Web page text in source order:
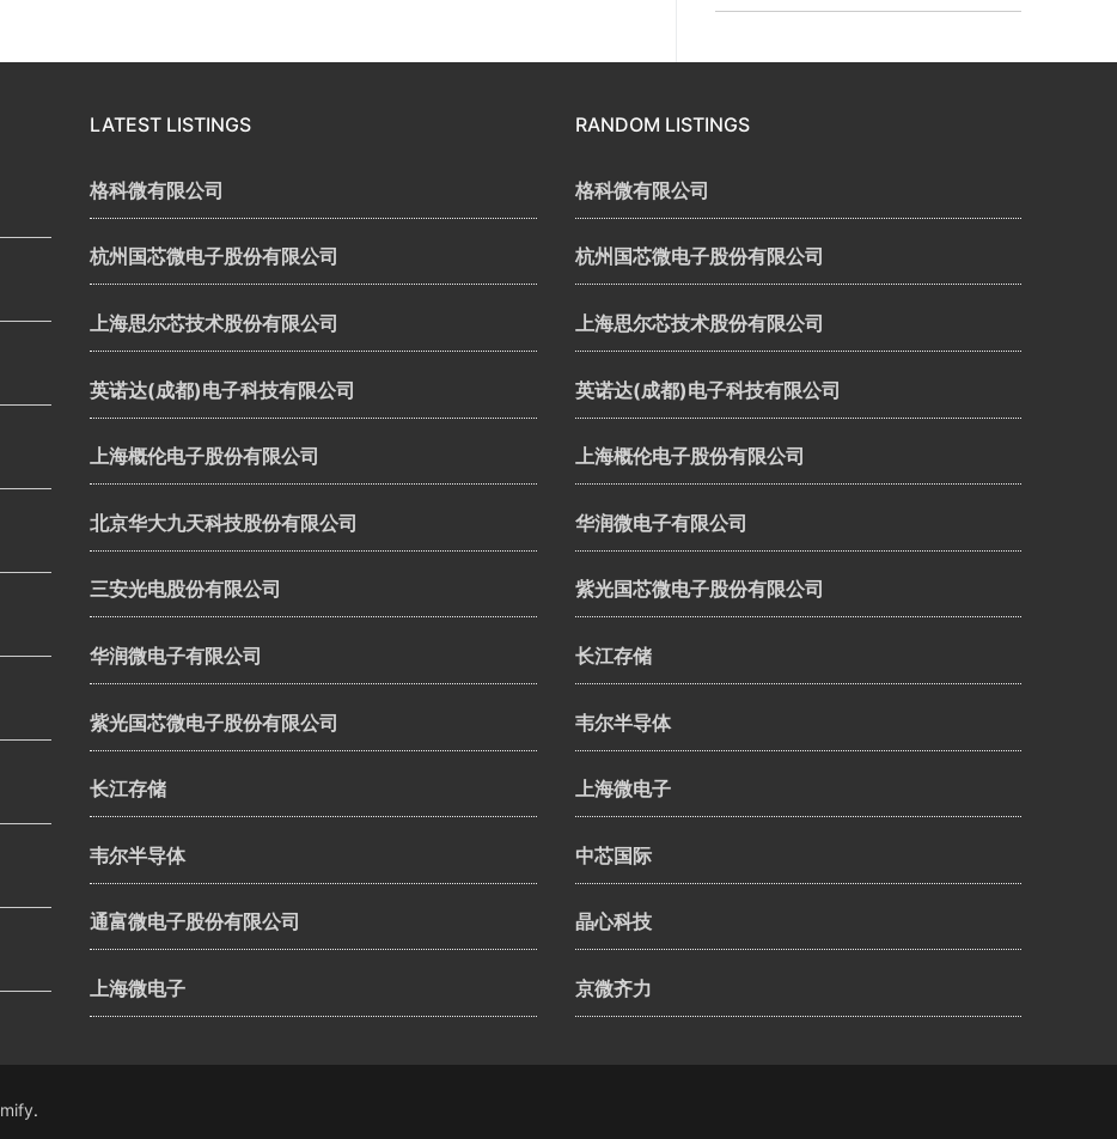
LATEST LISTINGS
格科微有限公司
杭州国芯微电子股份有限公司
上海思尔芯技术股份有限公司
英诺达(成都)电子科技有限公司
上海概伦电子股份有限公司
北京华大九天科技股份有限公司
三安光电股份有限公司
华润微电子有限公司
紫光国芯微电子股份有限公司
长江存储
韦尔半导体
通富微电子股份有限公司
上海微电子
RANDOM LISTINGS
格科微有限公司
杭州国芯微电子股份有限公司
上海思尔芯技术股份有限公司
英诺达(成都)电子科技有限公司
上海概伦电子股份有限公司
华润微电子有限公司
紫光国芯微电子股份有限公司
长江存储
韦尔半导体
上海微电子
中芯国际
晶心科技
京微齐力
.